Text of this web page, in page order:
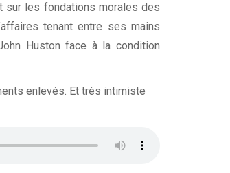
sur les fondations morales des
tenant entre ses mains
Huston face à la condition
enlevés. Et très intimiste